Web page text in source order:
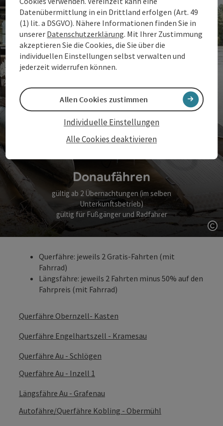
Donaufähren
gültig ab 2 Übernachtungen (im selben
Unterkunftsbetrieb)
gültig für Fußgänger und Radfahrer
Querfähre: jeweils 2 Gratis-Fahrten (mit
Fahrrad)
Längsfähre: jeweils 2 Fahrten minus 50% auf den
Fahrpreis (mit Fahrrad)
Querfähre Obernzell- Kasten
Querfähre Engelhartszell - Kramesau
Querfähre Au - Schlögen
Querfähre Au - Inzell 1
Längsfähre Au - Grafenau
Autofähre/Querfähre Kobling - Obermühl
Datenübermittlung in ein Drittland erfolgen (Art. 49
(1) lit. a DSGVO). Nähere Informationen finden Sie in
unserer Datenschutzerklärung. Mit Ihrer Zustimmung
akzeptieren Sie die Cookies, die Sie über die
individuellen Einstellungen selbst verwalten und
jederzeit widerrufen können.
Alle Cookies deaktivieren
Individuelle Einstellungen
Allen Cookies zustimmen